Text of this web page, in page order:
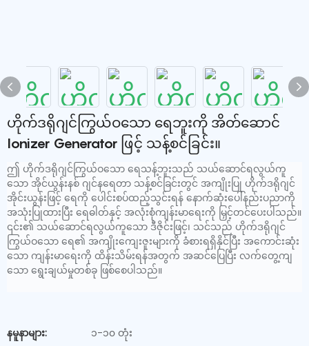
ဟိုက်ဒရိုဂျင်ကြွယ်ဝသော ရေဘူးကို အိတ်ဆောင်
Ionizer Generator ဖြင့် သန့်စင်ခြင်း။
ဤ ဟိုက်ဒရိုဂျင်ကြွယ်ဝသော ရေသန့်ဘူးသည် သယ်ဆောင်ရလွယ်ကူ
သော အိုင်ယွန်းနစ် ဂျင်နရေတာ သန့်စင်ခြင်းတွင် အကျိုးပြု ဟိုက်ဒရိုဂျင်
အိုင်းယွန်းဖြင့် ရေကို ပေါင်းစပ်ထည့်သွင်းရန် နောက်ဆုံးပေါ်နည်းပညာကို
အသုံးပြုထားပြီး ရေဓါတ်နှင့် အလုံးစုံကျန်းမာရေးကို မြှင့်တင်ပေးပါသည်။
၎င်း၏ သယ်ဆောင်ရလွယ်ကူသော ဒီဇိုင်းဖြင့်၊ သင်သည် ဟိုက်ဒရိုဂျင်
ကြွယ်ဝသော ရေ၏ အကျိုးကျေးဇူးများကို ခံစားရရှိနိုင်ပြီး အကောင်းဆုံး
သော ကျန်းမာရေးကို ထိန်းသိမ်းရန်အတွက် အဆင်ပြေပြီး လက်တွေ့ကျ
သော ရွေးချယ်မှုတစ်ခု ဖြစ်စေပါသည်။
နမူနာများ:
၁-၁၀ တုံး